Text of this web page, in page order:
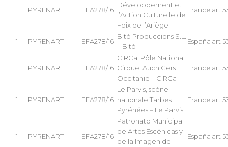
1 PYRENART EFA278/16
Développement et
l’Action Culturelle de
Foix de l’Ariège
France art
1 PYRENART EFA278/16
Bitò Produccions S.L.
– Bitò
España art
1 PYRENART EFA278/16
CIRCa, Pôle National
Cirque, Auch Gers
Occitanie – CIRCa
France art
1 PYRENART EFA278/16
Le Parvis, scène
nationale Tarbes
Pyrénées – Le Parvis
France art
1 PYRENART EFA278/16
Patronato Municipal
de Artes Escénicas y
de la Imagen de
España art